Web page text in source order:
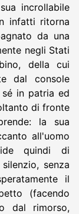
incrollabile
infatti ritorna
da una
negli Stati
della cui
dal console
in patria ed
di fronte
la sua
all'uomo
quindi di
senza
il
(facendo
dal rimorso,